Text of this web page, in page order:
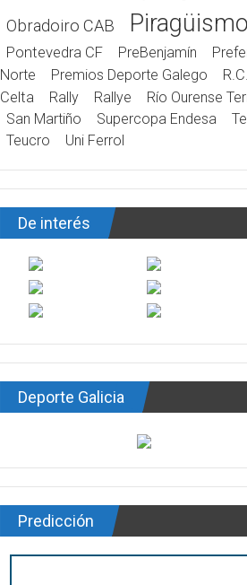
Obradoiro CAB Piragüismo
Pontevedra CF PreBenjamín
Norte
Premios Deporte Galego
R.C.
Celta
Rally Rallye
Río Ourense
San Martiño
Supercopa Endesa
Teucro
Uni Ferrol
De interés
Deporte Galicia
Predicción